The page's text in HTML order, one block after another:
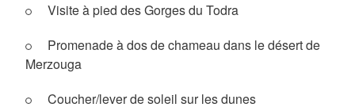
Visite à pied des Gorges du Todra
Promenade à dos de chameau dans le désert de
Merzouga
Coucher/lever de soleil sur les dunes